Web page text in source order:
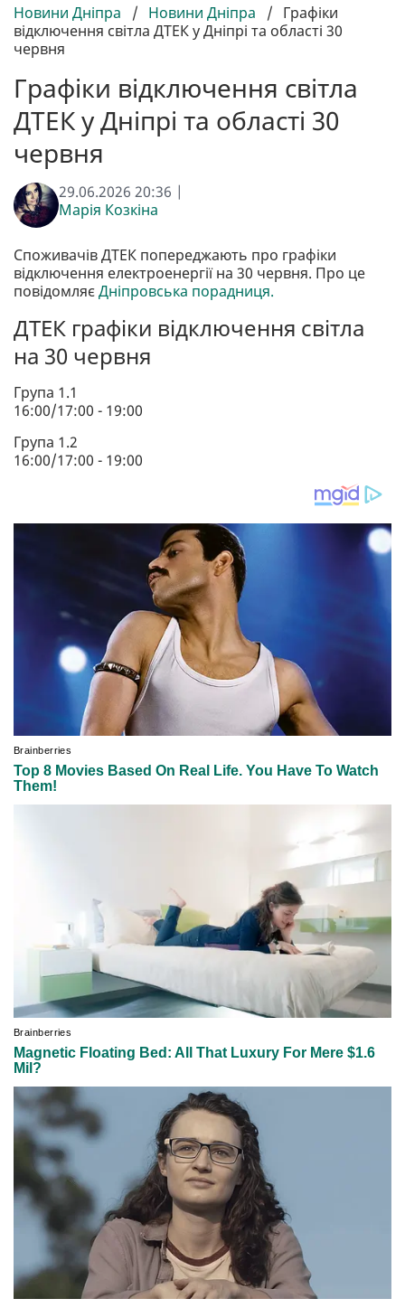
Новини Дніпра / Новини Дніпра / Графіки
відключення світла ДТЕК у Дніпрі та області 30
червня
Графіки відключення світла
ДТЕК у Дніпрі та області 30
червня
29.06.2026 20:36 |
Марія Козкіна
Споживачів ДТЕК попереджають про графіки
відключення електроенергії на 30 червня. Про це
повідомляєДніпровська порадниця.
ДТЕК графіки відключення світла
на 30 червня
Група 1.1
16:00/17:00 - 19:00
Група 1.2
16:00/17:00 - 19:00